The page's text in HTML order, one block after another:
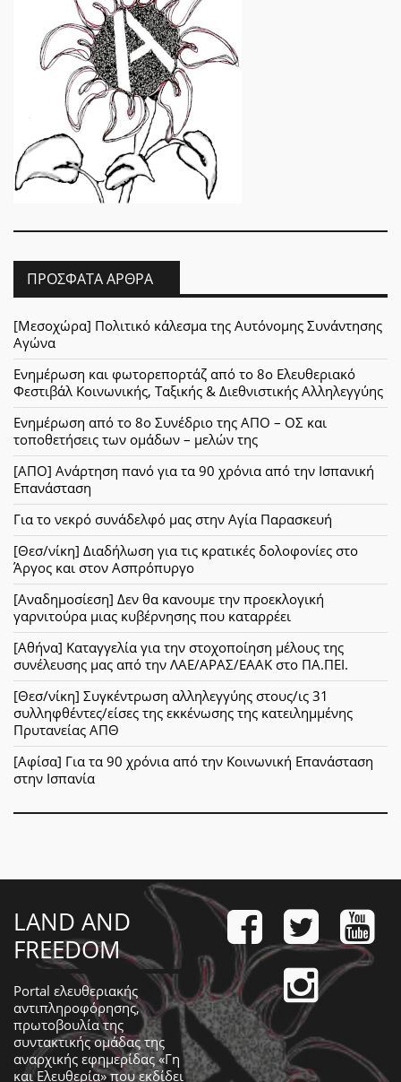
ΠΡΌΣΦΑΤΑ ΆΡΘΡΑ
[Μεσοχώρα] Πολιτικό κάλεσμα της Αυτόνομης Συνάντησης
Αγώνα
Ενημέρωση και φωτορεπορτάζ από το 8ο Ελευθεριακό
Φεστιβάλ Κοινωνικής, Ταξικής & Διεθνιστικής Αλληλεγγύης
Ενημέρωση από το 8ο Συνέδριο της ΑΠΟ – ΟΣ και
τοποθετήσεις των ομάδων – μελών της
[ΑΠΟ] Ανάρτηση πανό για τα 90 χρόνια από την Ισπανική
Επανάσταση
Για το νεκρό συνάδελφό μας στην Αγία Παρασκευή
[Θεσ/νίκη] Διαδήλωση για τις κρατικές δολοφονίες στο
Άργος και στον Ασπρόπυργο
[Αναδημοσίεση] Δεν θα κανουμε την προεκλογική
γαρνιτούρα μιας κυβέρνησης που καταρρέει
[Αθήνα] Καταγγελία για την στοχοποίηση μέλους της
συνέλευσης μας από την ΛΑΕ/ΑΡΑΣ/ΕΑΑΚ στο ΠΑ.ΠΕΙ.
[Θεσ/νίκη] Συγκέντρωση αλληλεγγύης στους/ις 31
συλληφθέντες/είσες της εκκένωσης της κατειλημμένης
Πρυτανείας ΑΠΘ
[Αφίσα] Για τα 90 χρόνια από την Κοινωνική Επανάσταση
στην Ισπανία
LAND AND
FREEDOM
Portal ελευθεριακής
αντιπληροφόρησης,
πρωτοβουλία της
συντακτικής ομάδας της
αναρχικής εφημερίδας «Γη
και Ελευθερία» που εκδίδει